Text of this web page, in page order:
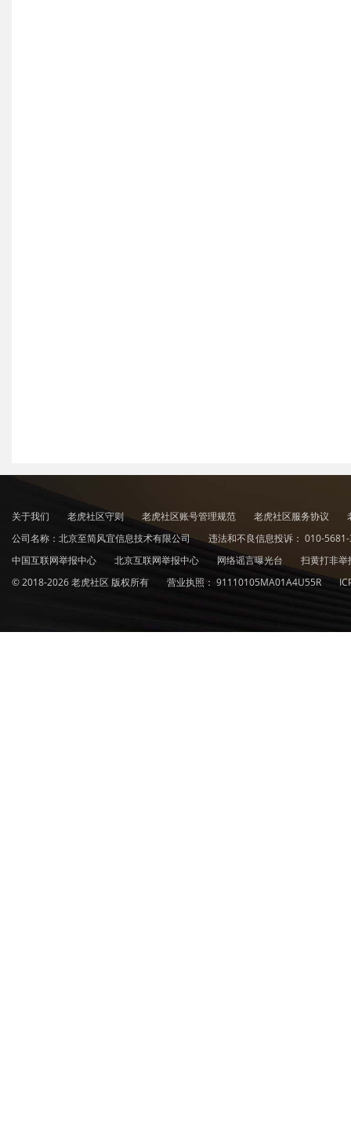
关于我们 老虎社区守则 老虎社区账号管理规范 老虎社区服务协议
公司名称：北京至简风宜信息技术有限公司
违法和不良信息投诉： 010-
中国互联网举报中心
北京互联网举报中心 网络谣言曝光台
扫黄打非
© 2018-2026 老虎社区 版权所有
营业执照： 91110105MA01A4U55R